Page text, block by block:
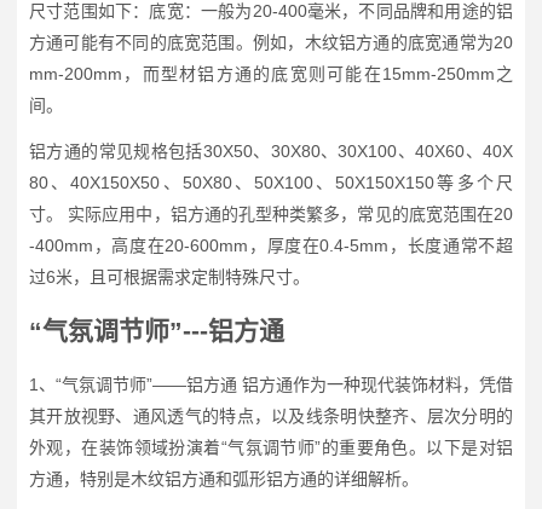
尺寸范围如下：底宽：一般为20-400毫米，不同品牌和用途的铝
方通可能有不同的底宽范围。例如，木纹铝方通的底宽通常为20
mm-200mm，而型材铝方通的底宽则可能在15mm-250mm之
间。
铝方通的常见规格包括30X50、30X80、30X100、40X60、40X
80、40X150X50、50X80、50X100、50X150X150等多个尺
寸。 实际应用中，铝方通的孔型种类繁多，常见的底宽范围在20
-400mm，高度在20-600mm，厚度在0.4-5mm，长度通常不超
过6米，且可根据需求定制特殊尺寸。
“气氛调节师”---铝方通
1、“气氛调节师”——铝方通 铝方通作为一种现代装饰材料，凭借
其开放视野、通风透气的特点，以及线条明快整齐、层次分明的
外观，在装饰领域扮演着“气氛调节师”的重要角色。以下是对铝
方通，特别是木纹铝方通和弧形铝方通的详细解析。